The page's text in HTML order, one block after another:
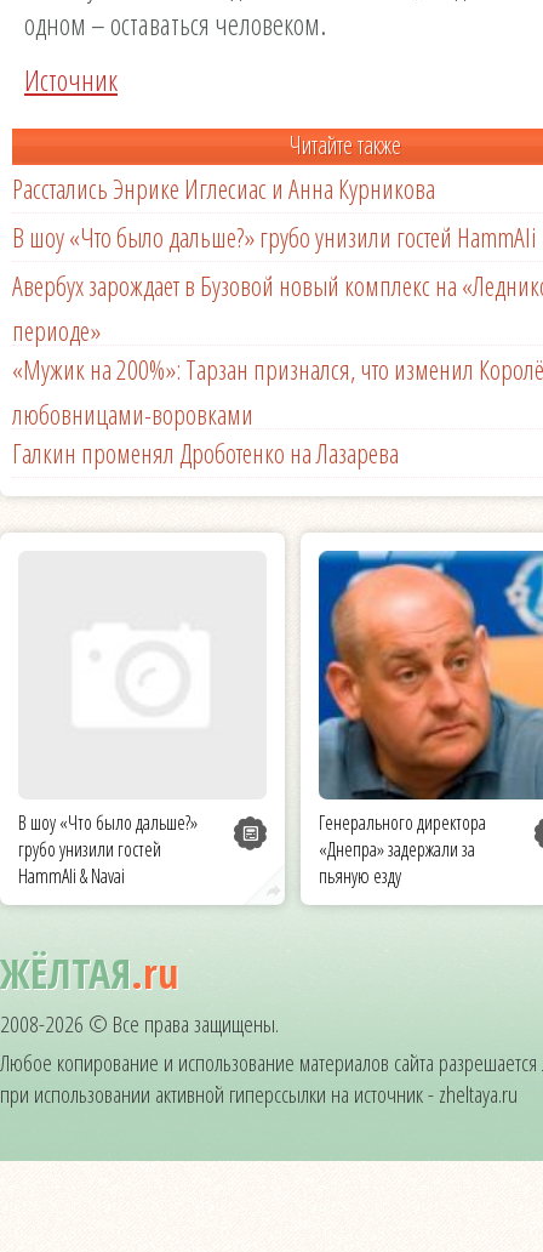
одном – оставаться человеком.
Источник
Читайте также
Расстались Энрике Иглесиас и Анна Курникова
В шоу «Что было дальше?» грубо унизили гостей HammAli
Авербух зарождает в Бузовой новый комплекс на
периоде»
«Мужик на 200%»: Тарзан признался, что изменил
любовницами-воровками
Галкин променял Дроботенко на Лазарева
В шоу «Что было дальше?»
грубо унизили гостей
HammAli & Navai
Генерального директора
«Днепра» задержали за
пьяную езду
ЖЁЛТАЯ.ru
2008-2026 © Все права защищены.
Любое копирование и использование материалов сайта
при использовании активной гиперссылки на источник - zheltaya.ru